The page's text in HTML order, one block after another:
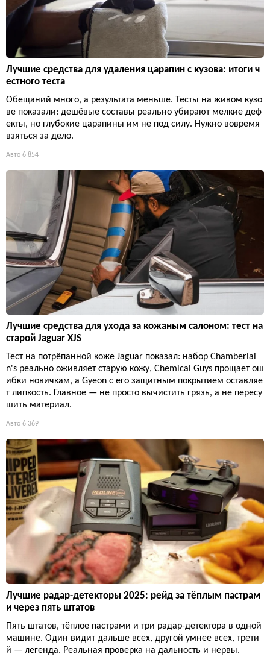
Лучшие средства для удаления царапин с кузова: итоги ч
естного теста
Обещаний много, а результата меньше. Тесты на живом кузо
ве показали: дешёвые составы реально убирают мелкие деф
екты, но глубокие царапины им не под силу. Нужно вовремя
взяться за дело.
Авто 6 854
Лучшие средства для ухода за кожаным салоном: тест на
старой Jaguar XJS
Тест на потрёпанной коже Jaguar показал: набор Chamberlai
n's реально оживляет старую кожу, Chemical Guys прощает ош
ибки новичкам, а Gyeon с его защитным покрытием оставляе
т липкость. Главное — не просто вычистить грязь, а не пересу
шить материал.
Авто 6 369
Лучшие радар-детекторы 2025: рейд за тёплым пастрам
и через пять штатов
Пять штатов, тёплое пастрами и три радар-детектора в одной
машине. Один видит дальше всех, другой умнее всех, трети
й — легенда. Реальная проверка на дальность и нервы.